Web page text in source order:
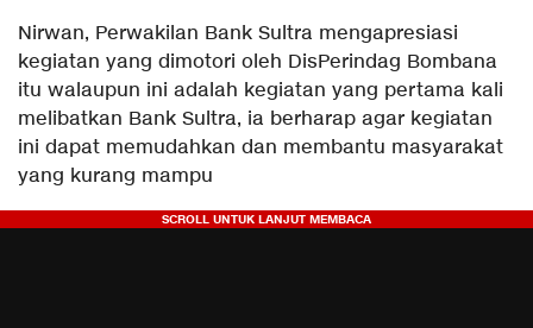
Nirwan, Perwakilan Bank Sultra mengapresiasi
kegiatan yang dimotori oleh DisPerindag Bombana
itu walaupun ini adalah kegiatan yang pertama kali
melibatkan Bank Sultra, ia berharap agar kegiatan
ini dapat memudahkan dan membantu masyarakat
yang kurang mampu